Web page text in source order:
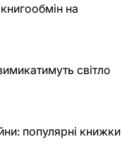
на
світло
популярні книжки